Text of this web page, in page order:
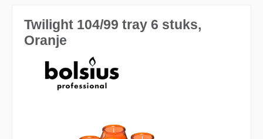
Twilight 104/99 tray 6 stuks,
Oranje